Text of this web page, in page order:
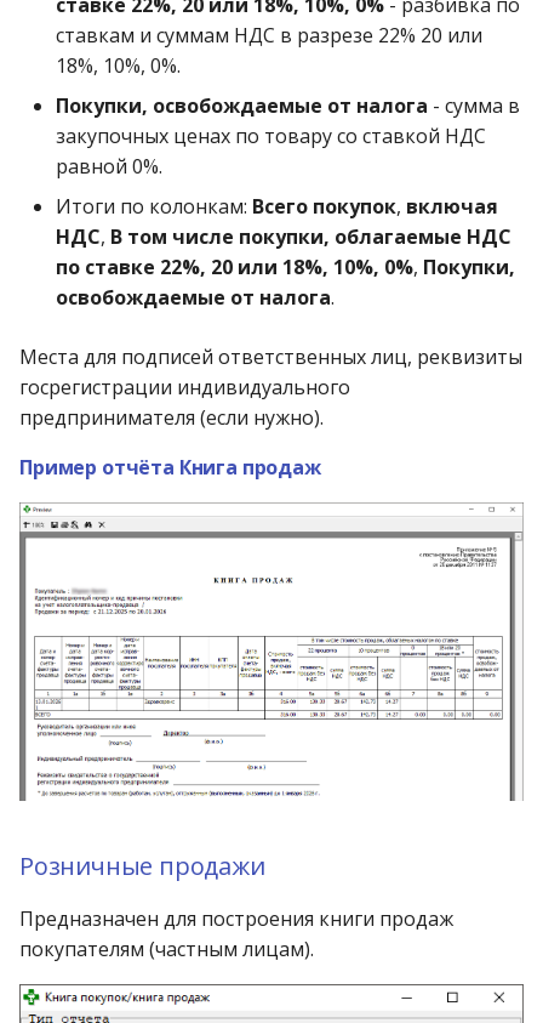
ставкам и суммам НДС в разрезе 22% 20 или
18%, 10%, 0%.
Покупки, освобождаемые от налога - сумма в
закупочных ценах по товару со ставкой НДС
равной 0%.
Итоги по колонкам: Всего покупок, включая
НДС, В том числе покупки, облагаемые НДС
по ставке 22%, 20 или 18%, 10%, 0%, Покупки,
освобождаемые от налога.
Места для подписей ответственных лиц, реквизиты
госрегистрации индивидуального
предпринимателя (если нужно).
Пример отчёта Книга продаж
Розничные продажи
Предназначен для построения книги продаж
покупателям (частным лицам).